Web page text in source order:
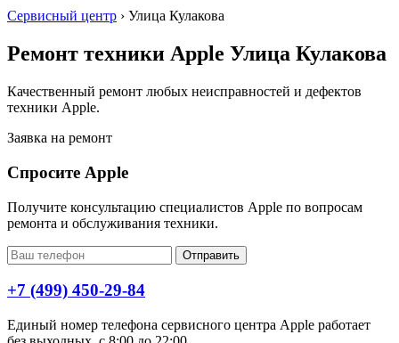
Сервисный центр › Улица Кулакова
Ремонт техники Apple Улица Кулакова
Качественный ремонт любых неисправностей и дефектов
техники Apple.
Заявка на ремонт
Спросите Apple
Получите консультацию специалистов Apple по вопросам
ремонта и обслуживания техники.
Отправить
+7 (499) 450-29-84
Единый номер телефона сервисного центра Apple работает